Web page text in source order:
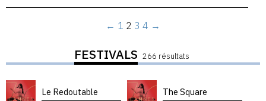
← 1 2 3 4 →
FESTIVALS 266 résultats
Le Redoutable The Square